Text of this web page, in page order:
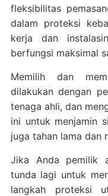
fleksibilitas
dalam proteksi
kerja dan
berfungsi maksimal
Memilih dan
dilakukan dengan
tenaga ahli, dan
ini untuk menjamin
juga tahan lama dan
Jika Anda pemilik
tunda lagi untuk
langkah proteksi